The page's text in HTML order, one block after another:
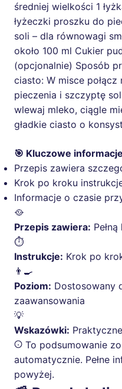
średniej wielkości 1
łyżeczki proszku do
soli – dla równowagi
około 100 ml Cukier
(opcjonalnie) Sposób
ciasto: W misce
pieczenia i szczyptę
wlewaj mleko, ciągle
gładkie ciasto o
🎯 Kluczowe informacje
Przepis zawiera
Krok po kroku
Informacje o czasie
🥘
Przepis zawiera:
⏱️
Instrukcje: Krok po
👨‍🍳
Poziom: Dostosowany
zaawansowania
💡
Wskazówki:
To podsumowanie
automatycznie. Pełne
powyżej.